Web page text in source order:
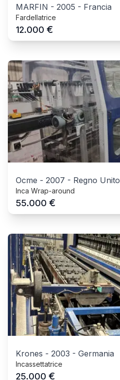
MARFIN - 2005 - Francia
Fardellatrice
12.000 €
Ocme - 2007 - Regno Unito
Inca Wrap-around
55.000 €
Krones - 2003 - Germania
Incassettatrice
25.000 €